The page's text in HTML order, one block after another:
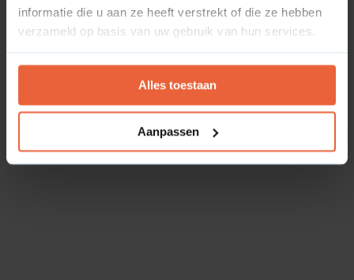
informatie die u aan ze heeft verstrekt of die ze hebben
verzameld op basis van uw gebruik van hun services.
Alles toestaan
Aanpassen
dec